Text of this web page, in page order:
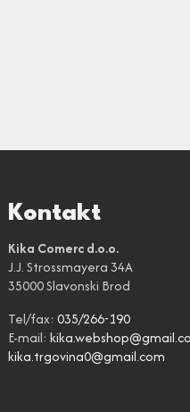
Kontakt
Kika Comerc d.o.o.
J.J. Strossmayera 34A
35000 Slavonski Brod
Tel/fax: 035/266-190
E-mail:
kika.trgovina0@gmail.com